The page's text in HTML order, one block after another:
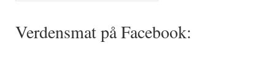
Mirepoix
Verdensmat på Facebook: